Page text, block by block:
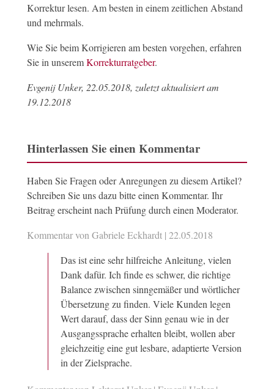
Korrektur lesen. Am besten in einem zeitlichen Abstand
und mehrmals.
Wie Sie beim Korrigieren am besten vorgehen, erfahren
Sie in unseremKorrekturratgeber.
Evgenij Unker, 22.05.2018, zuletzt aktualisiert am
19.12.2018
Hinterlassen Sie einen Kommentar
Haben Sie Fragen oder Anregungen zu diesem Artikel?
Schreiben Sie uns dazu bitte einen Kommentar. Ihr
Beitrag erscheint nach Prüfung durch einen Moderator.
Kommentar von Gabriele Eckhardt | 22.05.2018
Das ist eine sehr hilfreiche Anleitung, vielen
Dank dafür. Ich finde es schwer, die richtige
Balance zwischen sinngemäßer und wörtlicher
Übersetzung zu finden. Viele Kunden legen
Wert darauf, dass der Sinn genau wie in der
Ausgangssprache erhalten bleibt, wollen aber
gleichzeitig eine gut lesbare, adaptierte Version
in der Zielsprache.